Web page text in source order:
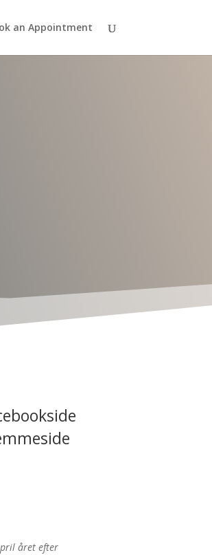
an Appointment
året efter